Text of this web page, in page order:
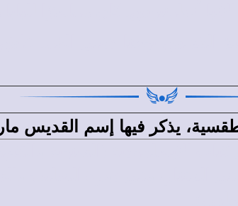
يذكر فيها إسم القديس